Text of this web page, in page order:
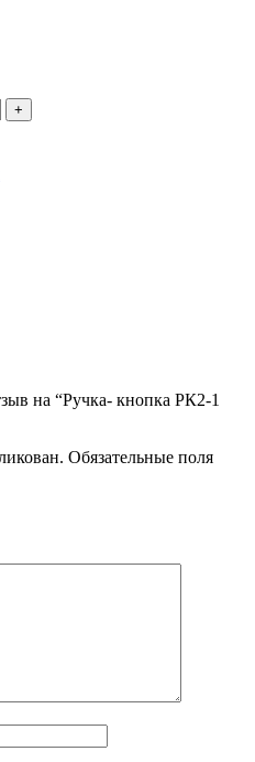
на “Ручка- кнопка РК2-1
Обязательные поля